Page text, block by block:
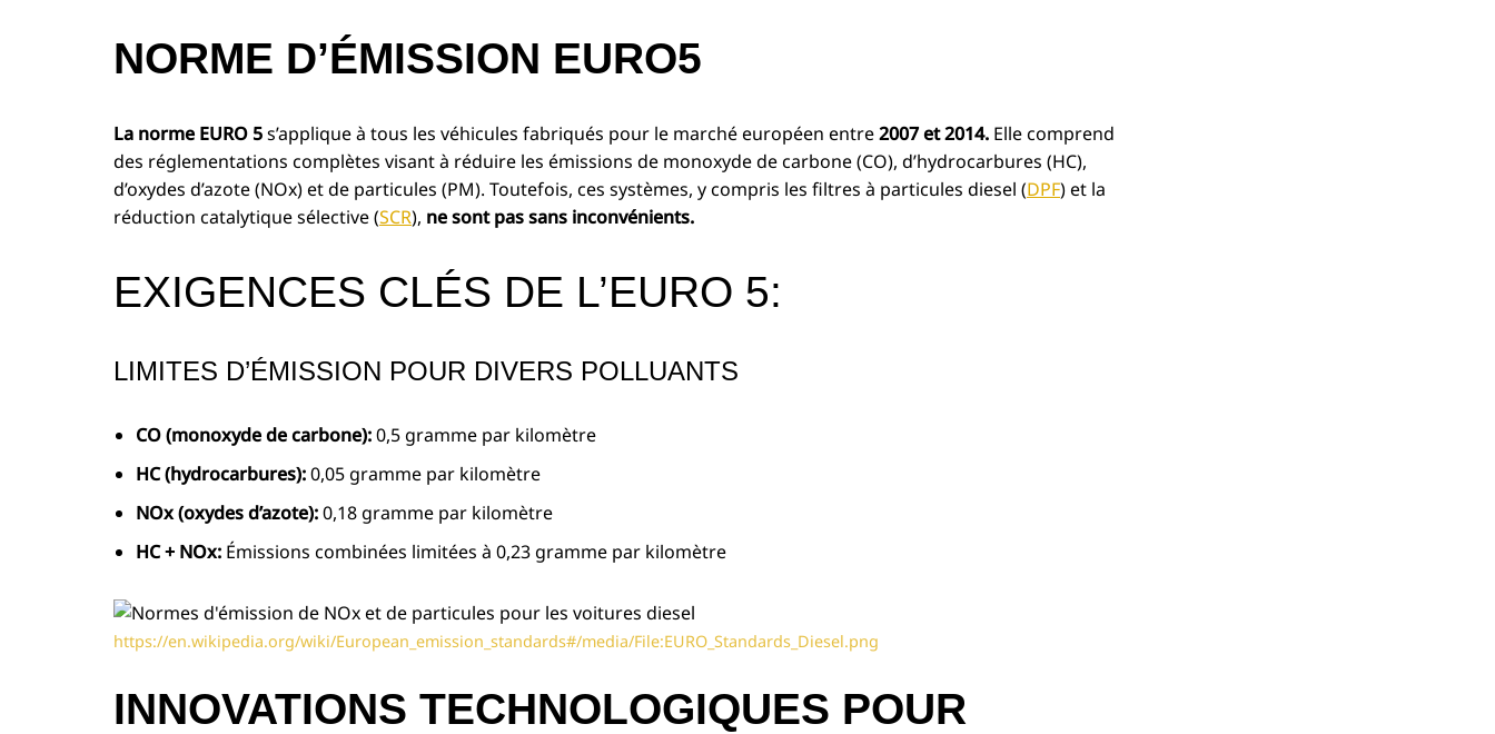
NORME D’ÉMISSION EURO5
La norme EURO 5s’applique à tous les véhicules fabriqués pour le marché européen entre2007 et 2014. Elle comprend
des réglementations complètes visant à réduire les émissions de monoxyde de carbone (CO), d’hydrocarbures (HC),
d’oxydes d’azote (NOx) et de particules (PM). Toutefois, ces systèmes, y compris les filtres à particules diesel (DPF) et la
réduction catalytique sélective (SCR), ne sont pas sans inconvénients.
EXIGENCES CLÉS DE L’EURO 5:
LIMITES D’ÉMISSION POUR DIVERS POLLUANTS
CO (monoxyde de carbone):0,5 gramme par kilomètre
HC (hydrocarbures):0,05 gramme par kilomètre
NOx (oxydes d’azote):0,18 gramme par kilomètre
HC + NOx: Émissions combinées limitées à 0,23 gramme par kilomètre
https://en.wikipedia.org/wiki/European_emission_standards#/media/File:EURO_Standards_Diesel.png
INNOVATIONS TECHNOLOGIQUES POUR